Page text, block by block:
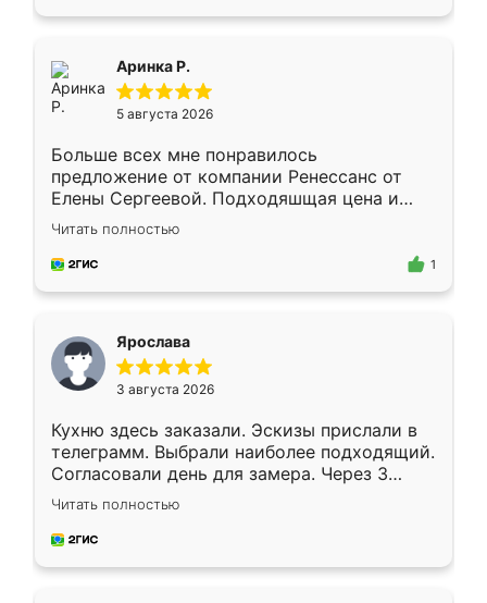
Аринка Р.
5 августа 2026
Больше всех мне понравилось
предложение от компании Ренессанс от
Елены Сергеевой. Подходяшщая цена и
короткие сроки изготовления. Приехавший
для замера сотрудник Владислав
предложил по моему эскизу самый
Читать полностью
1
Ярослава
3 августа 2026
Кухню здесь заказали. Эскизы прислали в
телеграмм. Выбрали наиболее подходящий.
Согласовали день для замера. Через 3
недели кухня была уже готова. Остались
довольны работой. Спасибо Ренессанс
мебель за качественную работу!
Читать полностью